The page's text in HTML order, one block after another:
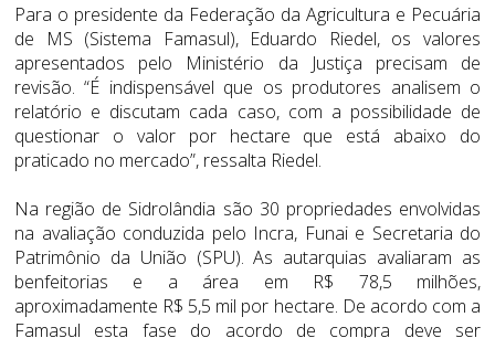
Para o presidente da Federação da Agricultura e Pecuária
de MS (Sistema Famasul), Eduardo Riedel, os valores
apresentados pelo Ministério da Justiça precisam de
revisão. “É indispensável que os produtores analisem o
relatório e discutam cada caso, com a possibilidade de
questionar o valor por hectare que está abaixo do
praticado no mercado”, ressalta Riedel.
Na região de Sidrolândia são 30 propriedades envolvidas
na avaliação conduzida pelo Incra, Funai e Secretaria do
Patrimônio da União (SPU). As autarquias avaliaram as
benfeitorias e a área em R$ 78,5 milhões,
aproximadamente R$ 5,5 mil por hectare. De acordo com a
Famasul esta fase do acordo de compra deve ser